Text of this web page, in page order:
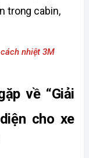
trong cabin,
nhiệt 3M
về “Giải
cho xe